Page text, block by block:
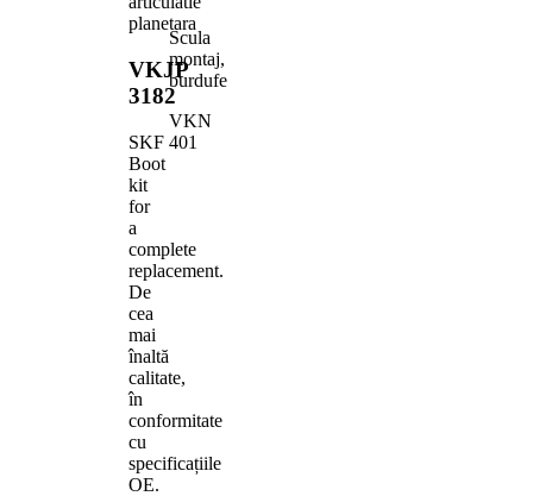
planetara
VKJP
3182
SKF
Boot
kit
for
a
complete
replacement.
De
cea
mai
înaltă
calitate,
în
conformitate
cu
specificațiile
OE.
Scula
montaj,
burdufe
VKN
401